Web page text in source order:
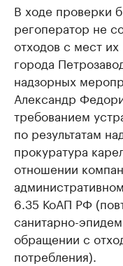
В ходе проверки
регоператор не
отходов с мест
города
надзорных
Александр
требованием
по результатам
прокуратура
отношении
6.35 КоАП РФ
санитарно-
обращении с
потребления).